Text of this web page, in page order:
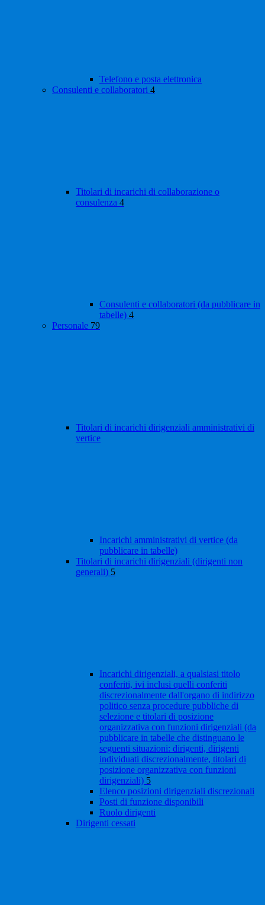
Telefono e posta elettronica
Consulenti e collaboratori 4
Titolari di incarichi di collaborazione o
consulenza 4
Consulenti e collaboratori (da pubblicare in
tabelle) 4
Personale 79
Titolari di incarichi dirigenziali amministrativi di
vertice
Incarichi amministrativi di vertice (da
pubblicare in tabelle)
Titolari di incarichi dirigenziali (dirigenti non
generali) 5
Incarichi dirigenziali, a qualsiasi titolo
conferiti, ivi inclusi quelli conferiti
discrezionalmente dall'organo di indirizzo
politico senza procedure pubbliche di
selezione e titolari di posizione
organizzativa con funzioni dirigenziali (da
pubblicare in tabelle che distinguano le
seguenti situazioni: dirigenti, dirigenti
individuati discrezionalmente, titolari di
posizione organizzativa con funzioni
dirigenziali) 5
Elenco posizioni dirigenziali discrezionali
Posti di funzione disponibili
Ruolo dirigenti
Dirigenti cessati